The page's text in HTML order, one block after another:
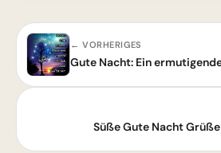
← VORHERIGES
Süße Gute Nacht